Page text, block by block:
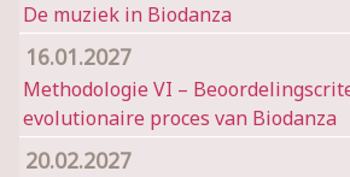
De muziek in Biodanza
16.01.2027
Methodologie VI –
evolutionaire proces van Biodanza
20.02.2027